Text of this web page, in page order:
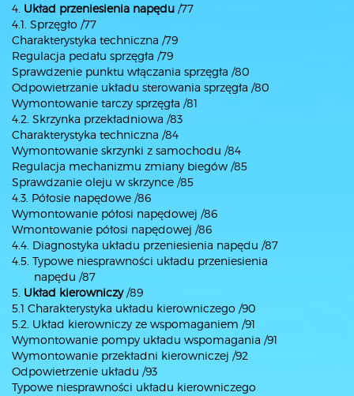
4. Układ przeniesienia napędu /77
4.1. Sprzęgło /77
Charakterystyka techniczna /79
Regulacja pedału sprzęgła /79
Sprawdzenie punktu włączania sprzęgła /80
Odpowietrzanie układu sterowania sprzęgła /80
Wymontowanie tarczy sprzęgła /81
4.2. Skrzynka przekładniowa /83
Charakterystyka techniczna /84
Wymontowanie skrzynki z samochodu /84
Regulacja mechanizmu zmiany biegów /85
Sprawdzanie oleju w skrzynce /85
4.3. Półosie napędowe /86
Wymontowanie półosi napędowej /86
Wmontowanie półosi napędowej /86
4.4. Diagnostyka układu przeniesienia napędu /87
4.5. Typowe niesprawności układu przeniesienia
napędu /87
5. Układ kierowniczy/89
5.1 Charakterystyka układu kierowniczego /90
5.2. Układ kierowniczy ze wspomaganiem /91
Wymontowanie pompy układu wspomagania /91
Wymontowanie przekładni kierowniczej /92
Odpowietrzenie układu /93
Typowe niesprawności układu kierowniczego